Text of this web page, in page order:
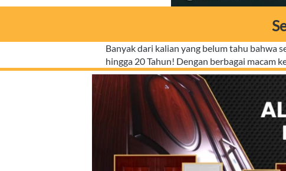
Banyak dari kalian yang belum tahu bahwa
hingga 20 Tahun! Dengan berbagai macam